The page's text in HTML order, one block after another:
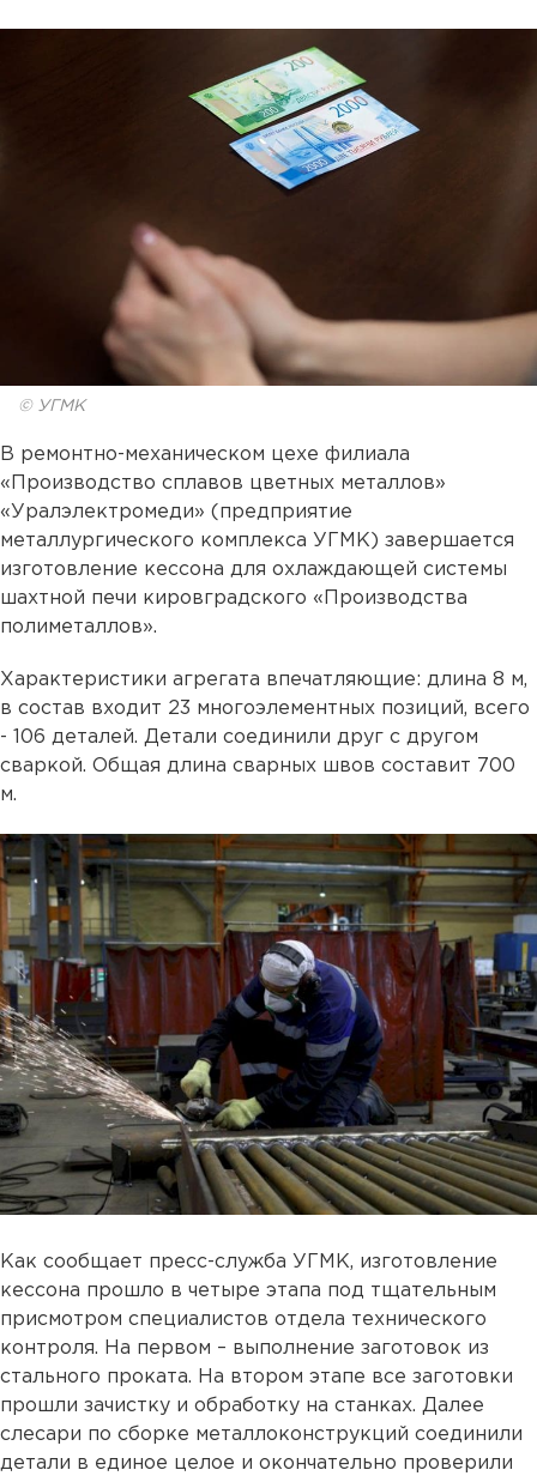
© УГМК
В ремонтно-механическом цехе филиала
«Производство сплавов цветных металлов»
«Уралэлектромеди» (предприятие
металлургического комплекса УГМК) завершается
изготовление кессона для охлаждающей системы
шахтной печи кировградского «Производства
полиметаллов».
Характеристики агрегата впечатляющие: длина 8 м,
в состав входит 23 многоэлементных позиций, всего
- 106 деталей. Детали соединили друг с другом
сваркой. Общая длина сварных швов составит 700
м.
Как сообщает пресс-служба УГМК, изготовление
кессона прошло в четыре этапа под тщательным
присмотром специалистов отдела технического
контроля. На первом – выполнение заготовок из
стального проката. На втором этапе все заготовки
прошли зачистку и обработку на станках. Далее
слесари по сборке металлоконструкций соединили
детали в единое целое и окончательно проверили